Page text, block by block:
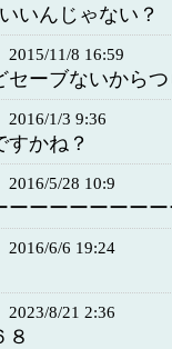
いんじゃない？
2015/11/8 16:59
セーブないから
2016/1/3 9:36
すかね？
2016/5/28 10:9
ーーーーーーーー
2016/6/6 19:24
2023/8/21 2:36
８